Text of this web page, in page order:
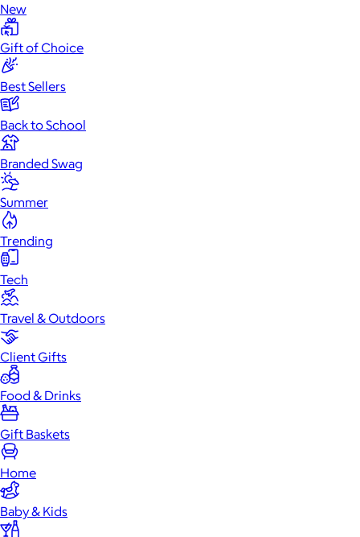
New
Gift of Choice
Best Sellers
Back to School
Branded Swag
Summer
Trending
Tech
Travel & Outdoors
Client Gifts
Food & Drinks
Gift Baskets
Home
Baby & Kids